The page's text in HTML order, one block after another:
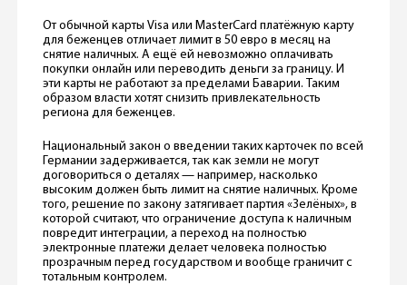
От обычной карты Visa или MasterCard платёжную карту
для беженцев отличает лимит в 50 евро в месяц на
снятие наличных. А ещё ей невозможно оплачивать
покупки онлайн или переводить деньги за границу. И
эти карты не работают за пределами Баварии. Таким
образом власти хотят снизить привлекательность
региона для беженцев.
Национальный закон о введении таких карточек по всей
Германии задерживается, так как земли не могут
договориться о деталях — например, насколько
высоким должен быть лимит на снятие наличных. Кроме
того, решение по закону затягивает партия «Зелёных», в
которой считают, что ограничение доступа к наличным
повредит интеграции, а переход на полностью
электронные платежи делает человека полностью
прозрачным перед государством и вообще граничит с
тотальным контролем.